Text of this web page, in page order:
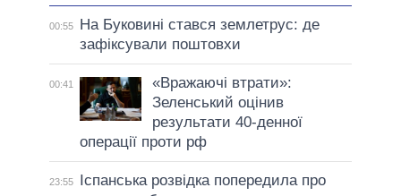
00:55
На Буковині стався землетрус: де
зафіксували поштовхи
00:41
«Вражаючі втрати»:
Зеленський оцінив
результати 40-денної
операції проти рф
23:55
Іспанська розвідка попередила про